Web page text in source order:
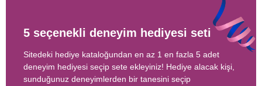
5 seçenekli deneyim hediyesi seti
Sitedeki hediye kataloğundan en az 1 en fazla 5 adet
deneyim hediyesi seçip sete ekleyiniz! Hediye alacak kişi,
sunduğunuz deneyimlerden bir tanesini seçip